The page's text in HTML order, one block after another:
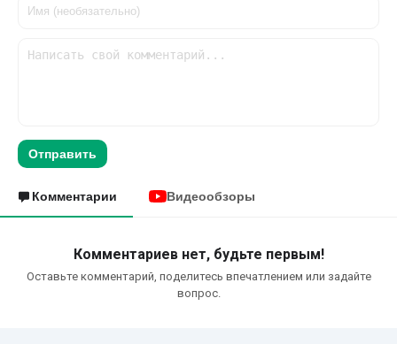
Отправить
Комментарии Видеообзоры
Комментариев нет, будьте первым!
Оставьте комментарий, поделитесь впечатлением или задайте
вопрос.